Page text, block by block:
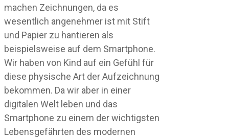
machen Zeichnungen, da es
wesentlich angenehmer ist mit Stift
und Papier zu hantieren als
beispielsweise auf dem Smartphone.
Wir haben von Kind auf ein Gefühl für
diese physische Art der Aufzeichnung
bekommen. Da wir aber in einer
digitalen Welt leben und das
Smartphone zu einem der wichtigsten
Lebensgefährten des modernen